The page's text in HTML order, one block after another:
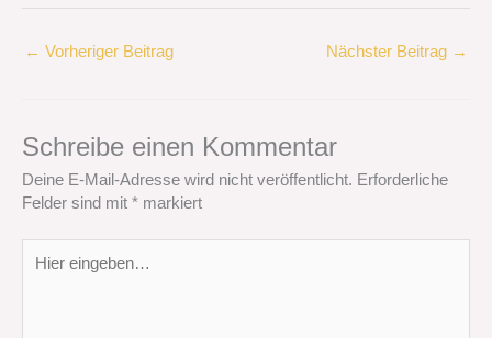
← Vorheriger Beitrag Nächster Beitrag →
Schreibe einen Kommentar
Deine E-Mail-Adresse wird nicht veröffentlicht. Erforderliche
Felder sind mit * markiert
eingeben…